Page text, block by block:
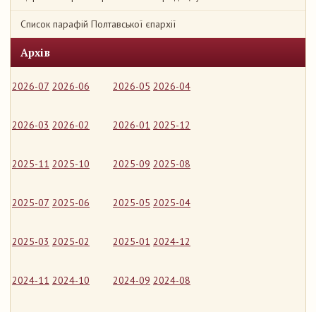
Список парафій Полтавської єпархії
Архів
2026-07 2026-06 2026-05 2026-04
2026-03 2026-02 2026-01 2025-12
2025-11 2025-10 2025-09 2025-08
2025-07 2025-06 2025-05 2025-04
2025-03 2025-02 2025-01 2024-12
2024-11 2024-10 2024-09 2024-08